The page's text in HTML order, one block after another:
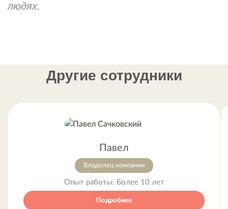
людях.
Другие сотрудники
Павел
Владелец компании
Опыт работы: Более 10 лет
Подробнее